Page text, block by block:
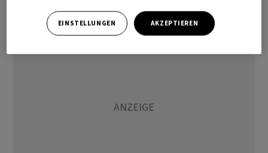
Ölpreise die Nachfrage nach der US-Währung.
EINSTELLUNGEN AKZEPTIEREN